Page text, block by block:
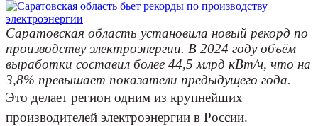
Саратовская область установила новый рекорд по
производству электроэнергии. В 2024 году объём
выработки составил более 44,5 млрд кВт/ч, что на
3,8% превышает показатели предыдущего года.
Это делает регион одним из крупнейших
производителей электроэнергии в России.